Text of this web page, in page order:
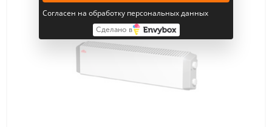
Согласен на обработку персональных данных
Сделано в